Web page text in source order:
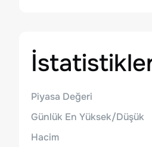
Piyasa Değeri
Günlük En Yüksek/Düşük
Hacim